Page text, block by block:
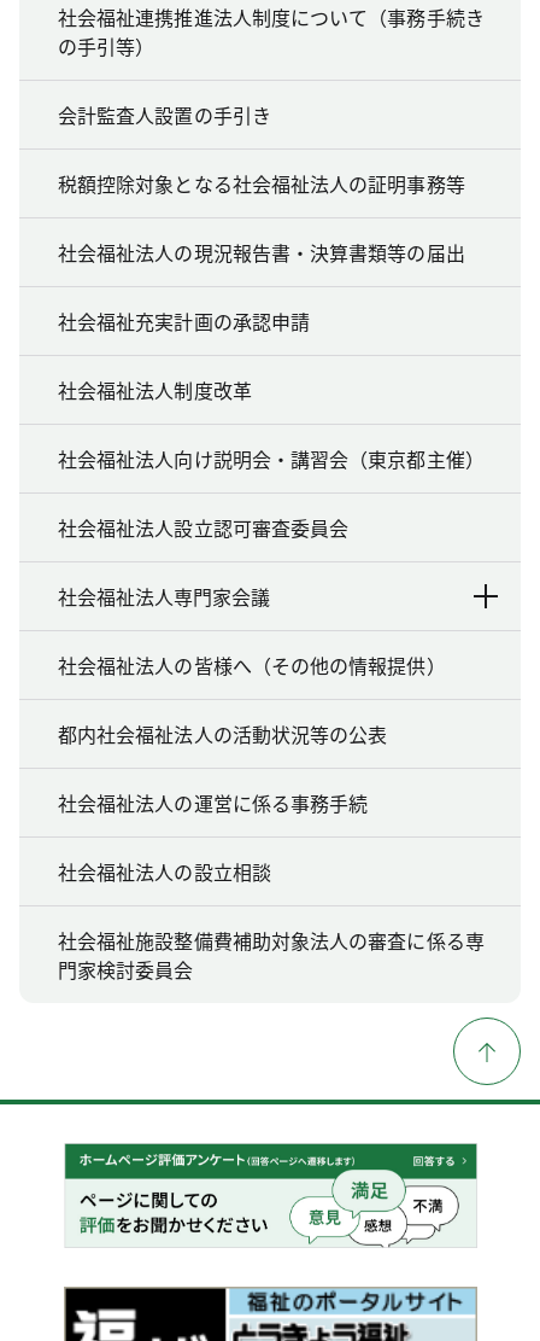
社会福祉連携推進法人制度について（事務手続き
の手引等）
会計監査人設置の手引き
税額控除対象となる社会福祉法人の証明事務等
社会福祉法人の現況報告書・決算書類等の届出
社会福祉充実計画の承認申請
社会福祉法人制度改革
社会福祉法人向け説明会・講習会（東京都主催）
社会福祉法人設立認可審査委員会
社会福祉法人専門家会議
社会福祉法人の皆様へ（その他の情報提供）
都内社会福祉法人の活動状況等の公表
社会福祉法人の運営に係る事務手続
社会福祉法人の設立相談
社会福祉施設整備費補助対象法人の審査に係る専
門家検討委員会